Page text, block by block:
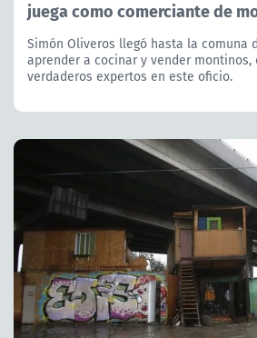
juega como comerciante de
Simón Oliveros llegó hasta la comuna
aprender a cocinar y vender montinos,
verdaderos expertos en este oficio.